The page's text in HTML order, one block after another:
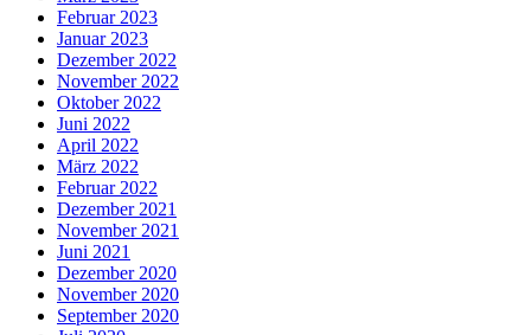
Februar 2023
Januar 2023
Dezember 2022
November 2022
Oktober 2022
Juni 2022
April 2022
März 2022
Februar 2022
Dezember 2021
November 2021
Juni 2021
Dezember 2020
November 2020
September 2020